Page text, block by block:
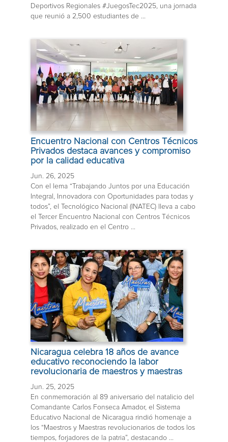
Deportivos Regionales #JuegosTec2025, una jornada
que reunió a 2,500 estudiantes de ...
Encuentro Nacional con Centros Técnicos
Privados destaca avances y compromiso
por la calidad educativa
Jun. 26, 2025
Con el lema “Trabajando Juntos por una Educación
Integral, Innovadora con Oportunidades para todas y
todos”, el Tecnológico Nacional (INATEC) lleva a cabo
el Tercer Encuentro Nacional con Centros Técnicos
Privados, realizado en el Centro ...
Nicaragua celebra 18 años de avance
educativo reconociendo la labor
revolucionaria de maestros y maestras
Jun. 25, 2025
En conmemoración al 89 aniversario del natalicio del
Comandante Carlos Fonseca Amador, el Sistema
Educativo Nacional de Nicaragua rindió homenaje a
los “Maestros y Maestras revolucionarios de todos los
tiempos, forjadores de la patria”, destacando ...